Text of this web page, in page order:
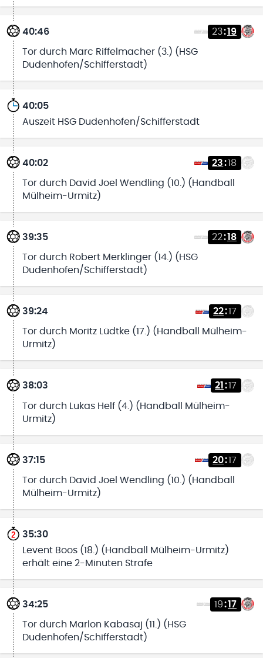
40:46 23:19
Tor durch Marc Riffelmacher (3.) (HSG
Dudenhofen/Schifferstadt)
40:05
Auszeit HSG Dudenhofen/Schifferstadt
40:02 23:18
Tor durch David Joel Wendling (10.) (Handball
Mülheim-Urmitz)
39:35 22:18
Tor durch Robert Merklinger (14.) (HSG
Dudenhofen/Schifferstadt)
39:24 22:17
Tor durch Moritz Lüdtke (17.) (Handball Mülheim-
Urmitz)
38:03 21 :17
Tor durch Lukas Helf (4.) (Handball Mülheim-
Urmitz)
37:15 20:17
Tor durch David Joel Wendling (10.) (Handball
Mülheim-Urmitz)
35:30
Levent Boos (18.) (Handball Mülheim-Urmitz)
erhält eine 2-Minuten Strafe
34:25 19:17
Tor durch Marlon Kabasaj (11.) (HSG
Dudenhofen/Schifferstadt)